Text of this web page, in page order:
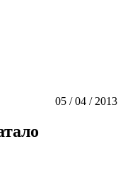
05 / 04 / 2013